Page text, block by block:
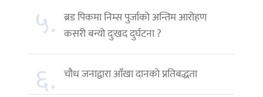
५. ब्रड पिकमा निम्स पुर्जाको अन्तिम आरोहण
कसरी बन्यो दुःखद दुर्घटना ?
६. चौध जनाद्वारा आँखा दानको प्रतिबद्धता